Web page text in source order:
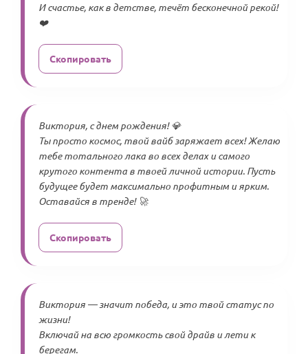
И счастье, как в детстве, течёт бесконечной рекой!
❤️
Скопировать
Виктория, с днем рождения! 💎
Ты просто космос, твой вайб заряжает всех! Желаю
тебе тотального лака во всех делах и самого
крутого контента в твоей личной истории. Пусть
будущее будет максимально профитным и ярким.
Оставайся в тренде! 🚀
Скопировать
Виктория — значит победа, и это твой статус по
жизни!
Включай на всю громкость свой драйв и лети к
берегам.